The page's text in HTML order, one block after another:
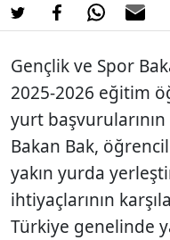
Gençlik ve Spor
2025-2026 eğitim
yurt başvurularının
Bakan Bak,
yakın yurda
ihtiyaçlarının
Türkiye genelinde